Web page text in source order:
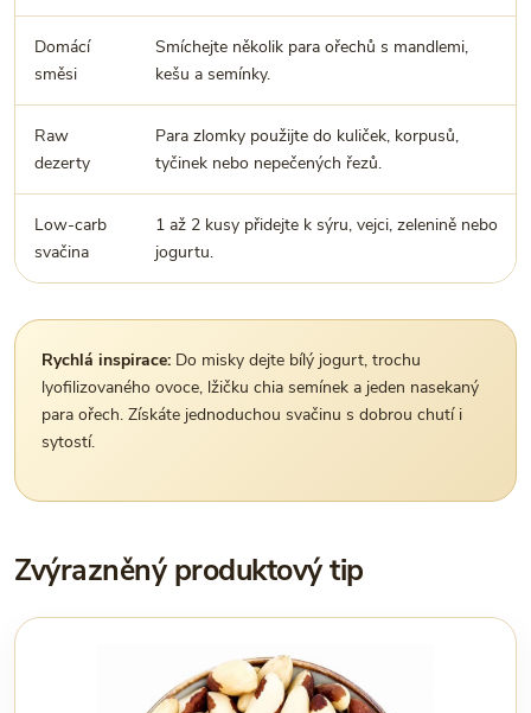
Domácí
směsi
Smíchejte několik para ořechů s mandlemi,
kešu a semínky.
Raw
dezerty
Para zlomky použijte do kuliček, korpusů,
tyčinek nebo nepečených řezů.
Low-carb
svačina
1 až 2 kusy přidejte k sýru, vejci, zelenině nebo
jogurtu.
Rychlá inspirace: Do misky dejte bílý jogurt, trochu
lyofilizovaného ovoce, lžičku chia semínek a jeden nasekaný
para ořech. Získáte jednoduchou svačinu s dobrou chutí i
sytostí.
Zvýrazněný produktový tip